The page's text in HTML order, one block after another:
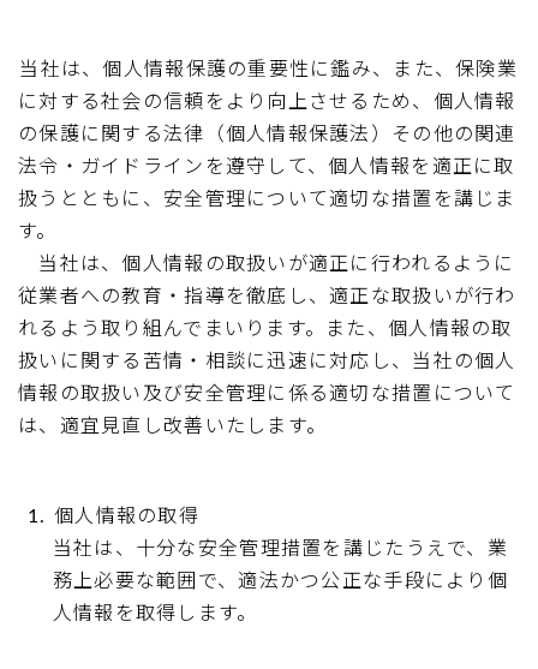
当社は、個人情報保護の重要性に鑑み、また、保険業
に対する社会の信頼をより向上させるため、個人情報
の保護に関する法律（個人情報保護法）その他の関連
法令・ガイドラインを遵守して、個人情報を適正に取
扱うとともに、安全管理について適切な措置を講じま
す。
当社は、個人情報の取扱いが適正に行われるように
従業者への教育・指導を徹底し、適正な取扱いが行わ
れるよう取り組んでまいります。また、個人情報の取
扱いに関する苦情・相談に迅速に対応し、当社の個人
情報の取扱い及び安全管理に係る適切な措置について
は、適宜見直し改善いたします。
個人情報の取得
当社は、十分な安全管理措置を講じたうえで、業
務上必要な範囲で、適法かつ公正な手段により個
人情報を取得します。